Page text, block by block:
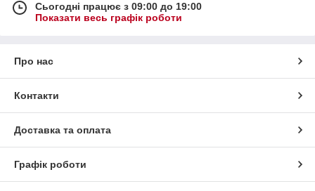
Сьогодні працює з 09:00 до 19:00
Показати весь графік роботи
Про нас
Контакти
Доставка та оплата
Графік роботи